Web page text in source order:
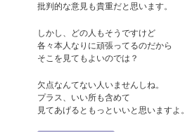
批判的な意見も貴重だと思います。
しかし、どの人もそうですけど
各々本人なりに頑張ってるのだから
そこを見てもよいのでは？
欠点なんてない人いませんしね。
プラス、いい所も含めて
見てあげるともっといいと思いますよ。